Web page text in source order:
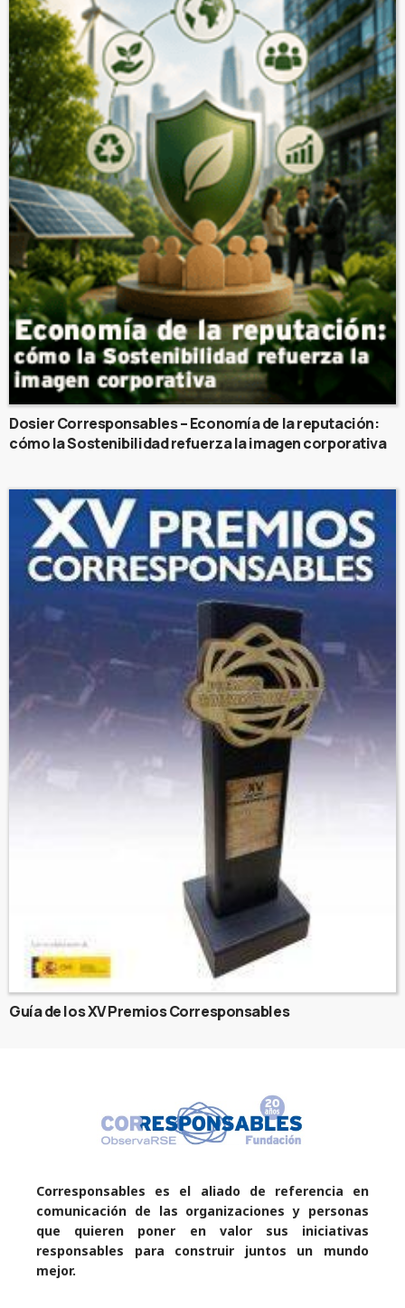
Dosier Corresponsables – Economía de la reputación:
cómo la Sostenibilidad refuerza la imagen corporativa
Guía de los XV Premios Corresponsables
Corresponsables es el aliado de referencia en
comunicación de las organizaciones y personas
que quieren poner en valor sus iniciativas
responsables para construir juntos un mundo
mejor.